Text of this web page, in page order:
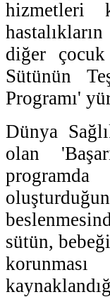
hizmetleri
diğer çocuk
Sütünün
Programı'
Dünya
olan
sütün,